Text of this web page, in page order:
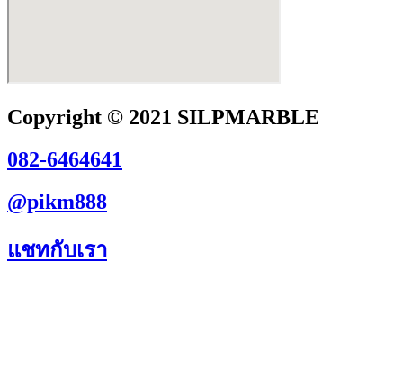
Copyright © 2021 SILPMARBLE
082-6464641
@pikm888
แชทกับเรา